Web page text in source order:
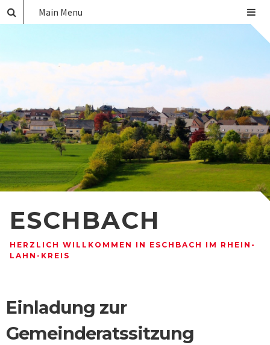
ESCHBACH
HERZLICH WILLKOMMEN IN ESCHBACH IM RHEIN-
LAHN-KREIS
Main Menu
Einladung zur
Gemeinderatssitzung